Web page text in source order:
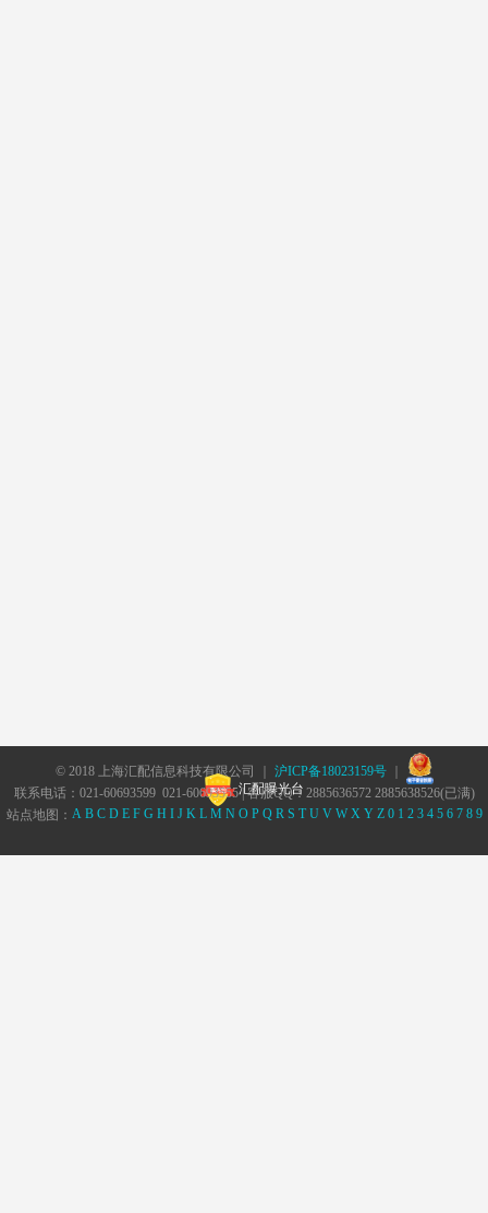
© 2018 上海汇配信息科技有限公司 ｜ 沪ICP备18023159号｜
汇配曝光台
联系电话：021-60693599 021-60693555 | 客服QQ：2885636572 2885638526(已满)
站点地图： A B C D E F G H I J K L M N O P Q R S T U V W X Y Z 0 1 2 3 4 5 6 7 8 9